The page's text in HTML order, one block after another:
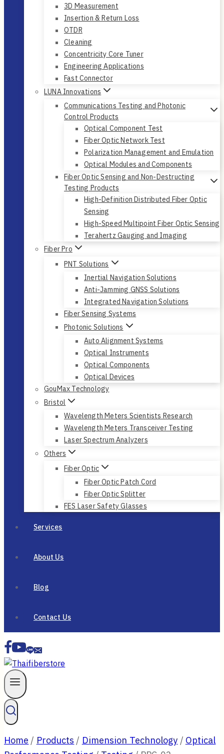
3D Measurement
Insertion & Return Loss
OTDR
Cleaning
Concentricity Core Tuner
Engineering Applications
Fast Connector
LUNA Innovations
Communications Testing and Photonic
Control Products
Optical Component Test
Fiber Optic Network Test
Polarization Management and Emulation
Optical Modules and Components
Fiber Optic Sensing and Non-Destructing
Testing Products
High-Definition Distributed Fiber Optic
Sensing
High-Speed Multipoint Fiber Optic Sensing
Terahertz Gauging and Imaging
Fiber Pro
PNT Solutions
Inertial Navigation Solutions
Anti-Jamming GNSS Solutions
Integrated Navigation Solutions
Fiber Sensing Systems
Photonic Solutions
Auto Alignment Systems
Optical Instruments
Optical Components
Optical Devices
GouMax Technology
Bristol
Wavelength Meters Scientists Research
Wavelength Meters Transceiver Testing
Laser Spectrum Analyzers
Others
Fiber Optic
Fiber Optic Patch Cord
Fiber Optic Splitter
FES Laser Safety Glasses
Services
About Us
Blog
Contact Us
Home / Products / Dimension Technology / Optical